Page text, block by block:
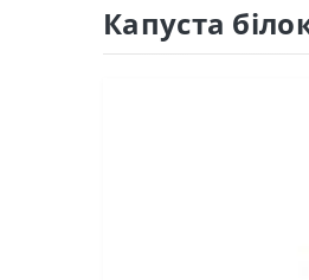
Капуста